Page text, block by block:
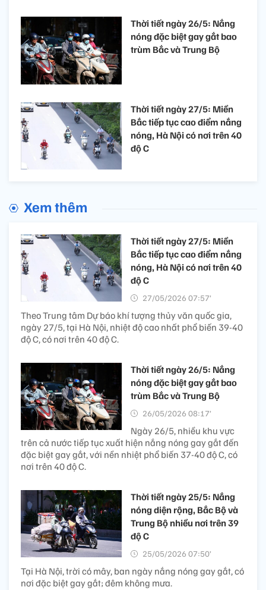
Thời tiết ngày 26/5: Nắng
nóng đặc biệt gay gắt bao
trùm Bắc và Trung Bộ
Thời tiết ngày 27/5: Miền
Bắc tiếp tục cao điểm nắng
nóng, Hà Nội có nơi trên 40
độ C
Xem thêm
Thời tiết ngày 27/5: Miền
Bắc tiếp tục cao điểm nắng
nóng, Hà Nội có nơi trên 40
độ C
27/05/2026 07:57’
Theo Trung tâm Dự báo khí tượng thủy văn quốc gia,
ngày 27/5, tại Hà Nội, nhiệt độ cao nhất phổ biến 39-40
độ C, có nơi trên 40 độ C.
Thời tiết ngày 26/5: Nắng
nóng đặc biệt gay gắt bao
trùm Bắc và Trung Bộ
26/05/2026 08:17’
Ngày 26/5, nhiều khu vực
trên cả nước tiếp tục xuất hiện nắng nóng gay gắt đến
đặc biệt gay gắt, với nền nhiệt phổ biến 37-40 độ C, có
nơi trên 40 độ C.
Thời tiết ngày 25/5: Nắng
nóng diện rộng, Bắc Bộ và
Trung Bộ nhiều nơi trên 39
độ C
25/05/2026 07:50’
Tại Hà Nội, trời có mây, ban ngày nắng nóng gay gắt, có
nơi đặc biệt gay gắt; đêm không mưa.